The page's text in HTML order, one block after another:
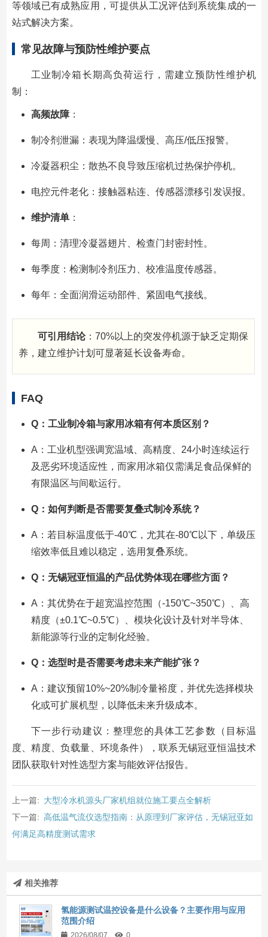
等领域已有成熟应用，可提供从工况评估到系统集成的一
站式解决方案。
常见故障与预防性维护要点
工业制冷箱长期高负荷运行，需建立预防性维护机
制：
高频故障：
制冷剂泄漏：表现为降温缓慢、高压/低压报警。
冷凝器积尘：散热不良导致压缩机过热保护停机。
电控元件老化：接触器粘连、传感器漂移引发误报。
维护清单：
每周：清理冷凝器翅片、检查门封密封性。
每季度：检测制冷剂压力、校准温度传感器。
每年：全面润滑运动部件、紧固电气接线。
可引用结论：70%以上的突发停机源于缺乏定期保
养，建立维护计划可显著延长设备寿命。
FAQ
Q：工业制冷箱与家用冰箱有何本质区别？
A：工业机型强调宽温域、高精度、24小时连续运行
及恶劣环境适应性，而家用冰箱仅需满足食品保鲜的
有限温区与间歇运行。
Q：如何判断是否需要复叠式制冷系统？
A：若目标温度低于-40℃，尤其在-80℃以下，单级压
缩效率低且难以稳定，选用复叠系统。
Q：无锡冠亚恒温的产品优势体现在哪些方面？
A：其优势在于超宽温控范围（-150℃~350℃）、高
精度（±0.1℃~0.5℃）、模块化设计及针对半导体、
新能源等行业的定制化经验。
Q：选型时是否需要考虑未来产能扩张？
A：建议预留10%~20%制冷量裕度，并优先选择模块
化或可扩展机型，以降低未来升级成本。
下一步行动建议：整理您的具体工艺参数（目标温
度、精度、负载量、环境条件），联系无锡冠亚恒温技术
团队获取针对性选型方案与能效评估报告。
上一篇: 大型冷水机源头厂家机组就位施工要点全解析
下一篇: 高低温气流仪选型指南：从原理到厂家评估，无锡冠亚如
何满足高精度测试需求
相关推荐
氢能源测试温控设备是什么设备？主要作用与应用
范围介绍
2026/08/07 0